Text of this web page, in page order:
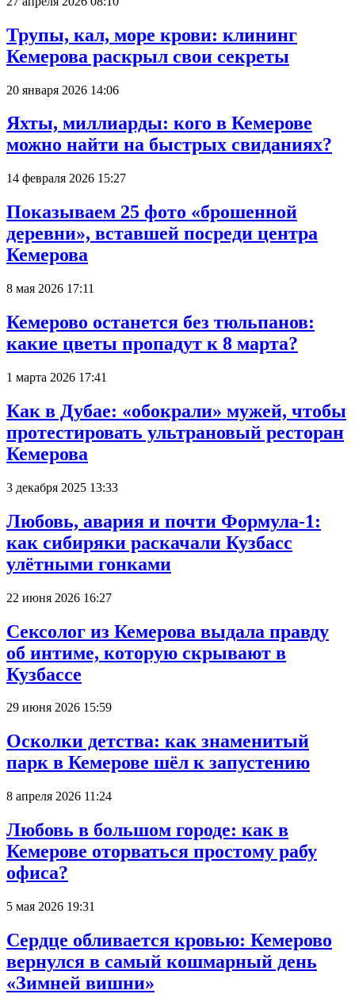
Трупы, кал, море крови: клининг
Кемерова раскрыл свои секреты
20 января 2026 14:06
Яхты, миллиарды: кого в Кемерове
можно найти на быстрых свиданиях?
14 февраля 2026 15:27
Показываем 25 фото «брошенной
деревни», вставшей посреди центра
Кемерова
8 мая 2026 17:11
Кемерово останется без тюльпанов:
какие цветы пропадут к 8 марта?
1 марта 2026 17:41
Как в Дубае: «обокрали» мужей, чтобы
протестировать ультрановый ресторан
Кемерова
3 декабря 2025 13:33
Любовь, авария и почти Формула-1:
как сибиряки раскачали Кузбасс
улётными гонками
22 июня 2026 16:27
Сексолог из Кемерова выдала правду
об интиме, которую скрывают в
Кузбассе
29 июня 2026 15:59
Осколки детства: как знаменитый
парк в Кемерове шёл к запустению
8 апреля 2026 11:24
Любовь в большом городе: как в
Кемерове оторваться простому рабу
офиса?
5 мая 2026 19:31
Сердце обливается кровью: Кемерово
вернулся в самый кошмарный день
«Зимней вишни»